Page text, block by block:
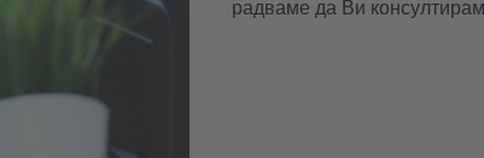
радваме да Ви